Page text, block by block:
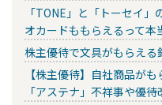
「TONE」と「トーセイ
オカードももらえるって本
株主優待で文具がもらえる
【株主優待】自社商品が
「アステナ」不祥事や優